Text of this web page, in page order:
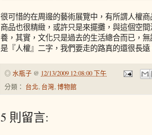
很可惜的在周邊的藝術展覽中，有所謂人權
商品也很精緻，或許只是來擺攤，與這個空
養，其實，文化只是過去的生活總合而已，
是『人權』二字，我們要走的路真的還很長遠
◎ 水瓶子 @ 12/13/2009 12:08:00 下午
分類： 台北, 台灣,博物館
5 則留言: